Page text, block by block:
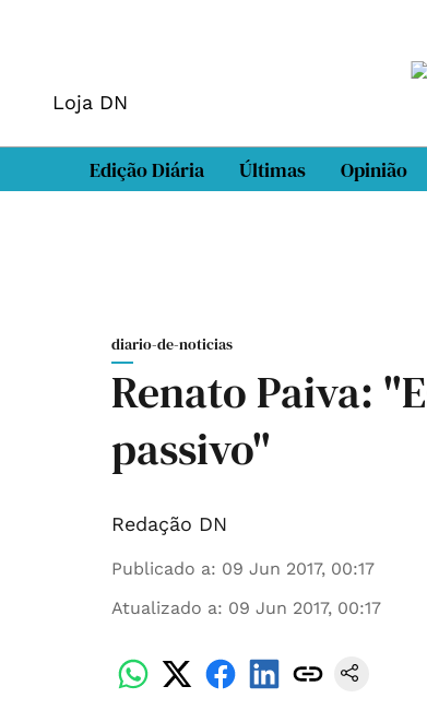
Loja DN
Edição Diária Últimas Opinião
diario-de-noticias
Renato Paiva:
passivo"
Redação DN
Publicado a: 09 Jun 2017, 00:17
Atualizado a: 09 Jun 2017, 00:17